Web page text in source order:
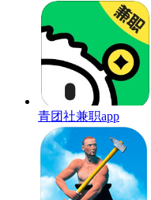
青团社兼职app